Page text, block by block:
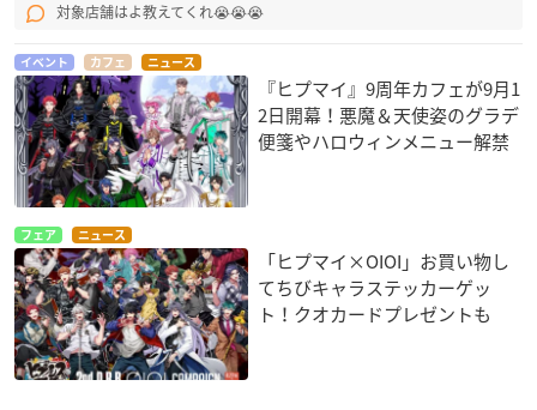
対象店舗はよ教えてくれ😭😭😭
イベント カフェ ニュース
『ヒプマイ』9周年カフェが9月1
2日開幕！悪魔＆天使姿のグラデ
便箋やハロウィンメニュー解禁
フェア ニュース
「ヒプマイ×OIOI」お買い物し
てちびキャラステッカーゲッ
ト！クオカードプレゼントも